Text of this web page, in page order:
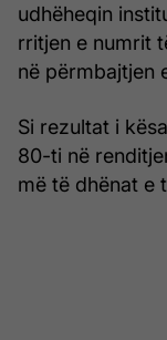
udhëheqin
rritjen e numrit
në përmbajtjen
Si rezultat i
80-ti në
më të dhënat e